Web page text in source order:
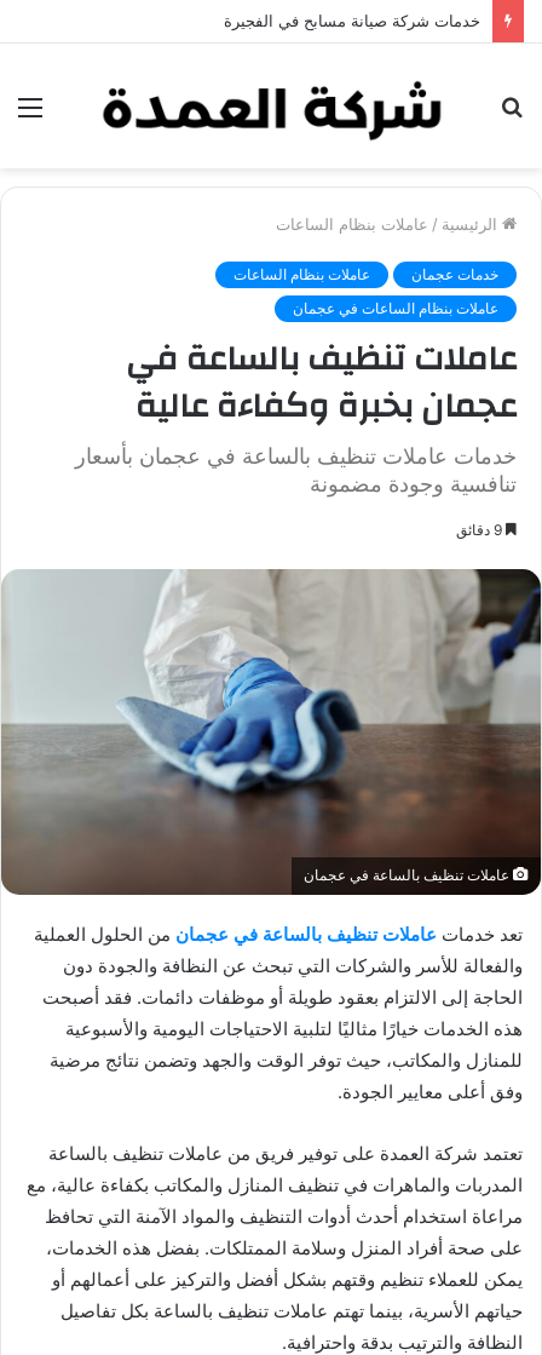
خدمات شركة جلي وتلميع الرخام في العين
الرئيسية / عاملات بنظام الساعات
خدمات عجمان
عاملات بنظام الساعات
عاملات بنظام الساعات في عجمان
عاملات تنظيف بالساعة في
عجمان بخبرة وكفاءة عالية
خدمات عاملات تنظيف بالساعة في عجمان بأسعار
تنافسية وجودة مضمونة
عاملات تنظيف بالساعة في عجمان
تعد خدمات عاملات تنظيف بالساعة في عجمان من الحلول العملية
والفعالة للأسر والشركات التي تبحث عن النظافة والجودة دون
الحاجة إلى الالتزام بعقود طويلة أو موظفات دائمات. فقد أصبحت
هذه الخدمات خيارًا مثاليًا لتلبية الاحتياجات اليومية والأسبوعية
للمنازل والمكاتب، حيث توفر الوقت والجهد وتضمن نتائج مرضية
وفق أعلى معايير الجودة.
تعتمد شركة العمدة على توفير فريق من عاملات تنظيف بالساعة
المدربات والماهرات في تنظيف المنازل والمكاتب بكفاءة عالية، مع
مراعاة استخدام أحدث أدوات التنظيف والمواد الآمنة التي تحافظ
على صحة أفراد المنزل وسلامة الممتلكات. بفضل هذه الخدمات،
يمكن للعملاء تنظيم وقتهم بشكل أفضل والتركيز على أعمالهم أو
حياتهم الأسرية، بينما تهتم عاملات تنظيف بالساعة بكل تفاصيل
النظافة والترتيب بدقة واحترافية.